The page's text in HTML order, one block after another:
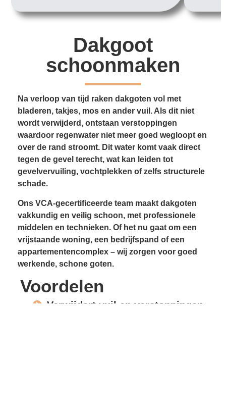
Dakgoot
schoonmaken
Na verloop van tijd raken dakgoten vol met
bladeren, takjes, mos en ander vuil. Als dit niet
wordt verwijderd, ontstaan verstoppingen
waardoor regenwater niet meer goed wegloopt en
over de rand stroomt. Dit water komt vaak direct
tegen de gevel terecht, wat kan leiden tot
gevelvervuiling, vochtplekken of zelfs structurele
schade.
Ons VCA-gecertificeerde team maakt dakgoten
vakkundig en veilig schoon, met professionele
middelen en technieken. Of het nu gaat om een
vrijstaande woning, een bedrijfspand of een
appartementencomplex – wij zorgen voor goed
werkende, schone goten.
Voordelen
Verwijdert vuil en verstoppingen